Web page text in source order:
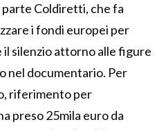
Coldiretti, che fa
i fondi europei per
il silenzio attorno alle figure
nel documentario. Per
riferimento per
preso 25mila euro da